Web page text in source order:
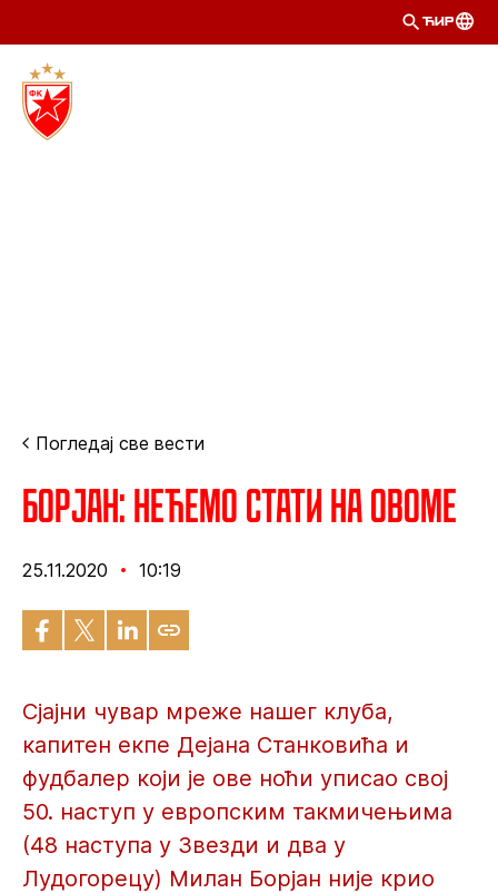
ЋИР
Погледај све вести
Борјан: Нећемо стати на овоме
25.11.2020 10:19
Сјајни чувар мреже нашег клуба,
капитен екпе Дејана Станковића и
фудбалер који је ове ноћи уписао свој
50. наступ у европским такмичењима
(48 наступа у Звезди и два у
Лудогорецу) Милан Борјан није крио